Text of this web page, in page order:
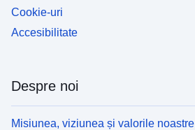
Cookie-uri
Accesibilitate
Despre noi
Misiunea, viziunea și valorile noastre